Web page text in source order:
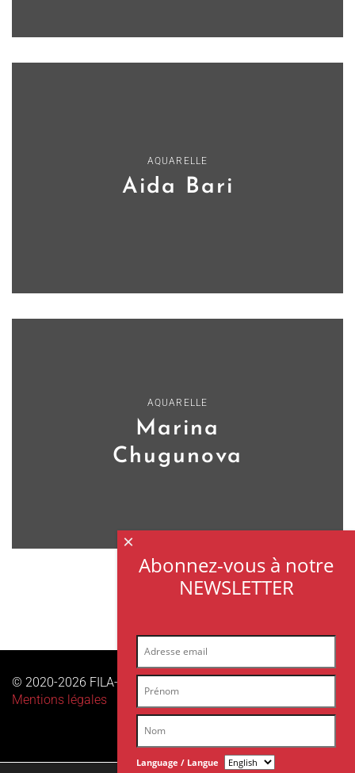
AQUARELLE
Aida Bari
AQUARELLE
Marina
Chugunova
© 2020-2026 FILA-ARCHES sas | Tous droits réservés |
Mentions légales
Abonnez-vous à notre
NEWSLETTER
Language / Langue
×